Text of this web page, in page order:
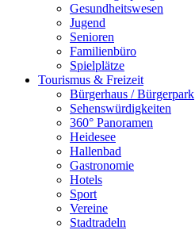
Gesundheitswesen
Jugend
Senioren
Familienbüro
Spielplätze
Tourismus & Freizeit
Bürgerhaus / Bürgerpark
Sehenswürdigkeiten
360° Panoramen
Heidesee
Hallenbad
Gastronomie
Hotels
Sport
Vereine
Stadtradeln